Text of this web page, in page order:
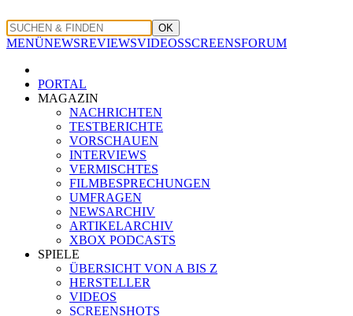
OK
MENÜNEWSREVIEWSVIDEOSSCREENSFORUM
PORTAL
MAGAZIN
NACHRICHTEN
TESTBERICHTE
VORSCHAUEN
INTERVIEWS
VERMISCHTES
FILMBESPRECHUNGEN
UMFRAGEN
NEWSARCHIV
ARTIKELARCHIV
XBOX PODCASTS
SPIELE
ÜBERSICHT VON A BIS Z
HERSTELLER
VIDEOS
SCREENSHOTS